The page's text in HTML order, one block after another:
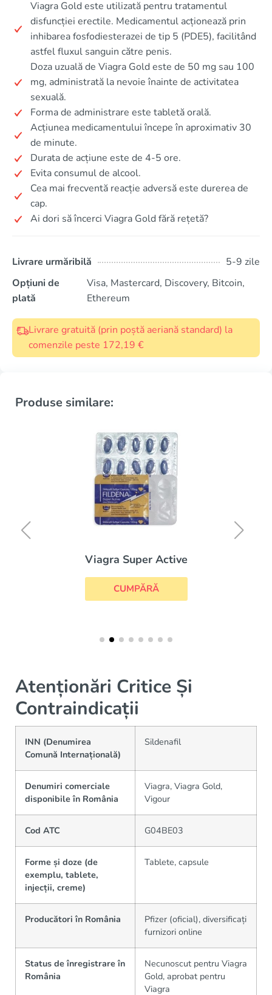
Viagra Gold este utilizată pentru tratamentul
disfuncției erectile. Medicamentul acționează prin
inhibarea fosfodiesterazei de tip 5 (PDE5), facilitând
astfel fluxul sanguin către penis.
Doza uzuală de Viagra Gold este de 50 mg sau 100
mg, administrată la nevoie înainte de activitatea
sexuală.
Forma de administrare este tabletă orală.
Acțiunea medicamentului începe în aproximativ 30
de minute.
Durata de acțiune este de 4-5 ore.
Evita consumul de alcool.
Cea mai frecventă reacție adversă este durerea de
cap.
Ai dori să încerci Viagra Gold fără rețetă?
Livrare urmăribilă
5-9 zile
Opțiuni de
plată
Visa, Mastercard, Discovery, Bitcoin,
Ethereum
Livrare gratuită (prin poștă aeriană standard) la
comenzile peste 172,19 €
Produse similare:
Viagra Super Active
CUMPĂRĂ
Atenționări Critice Și
Contraindicații
INN (Denumirea
Comună Internațională)
Sildenafil
Denumiri comerciale
disponibile în România
Viagra, Viagra Gold,
Vigour
Cod ATC G04BE03
Forme și doze (de
exemplu, tablete,
injecții, creme)
Tablete, capsule
Producători în România
Pfizer (oficial), diversificați
furnizori online
Status de înregistrare în
România
Necunoscut pentru Viagra
Gold, aprobat pentru
Viagra